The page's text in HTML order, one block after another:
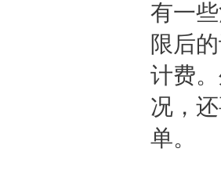
有一
限后
计费
况，
单。